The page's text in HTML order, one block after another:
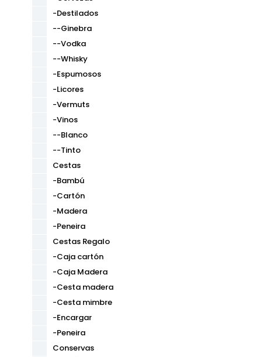
-Destilados
--Ginebra
--Vodka
--Whisky
-Espumosos
-Licores
-Vermuts
-Vinos
--Blanco
--Tinto
Cestas
-Bambú
-Cartón
-Madera
-Peneira
Cestas Regalo
-Caja cartón
-Caja Madera
-Cesta madera
-Cesta mimbre
-Encargar
-Peneira
Conservas